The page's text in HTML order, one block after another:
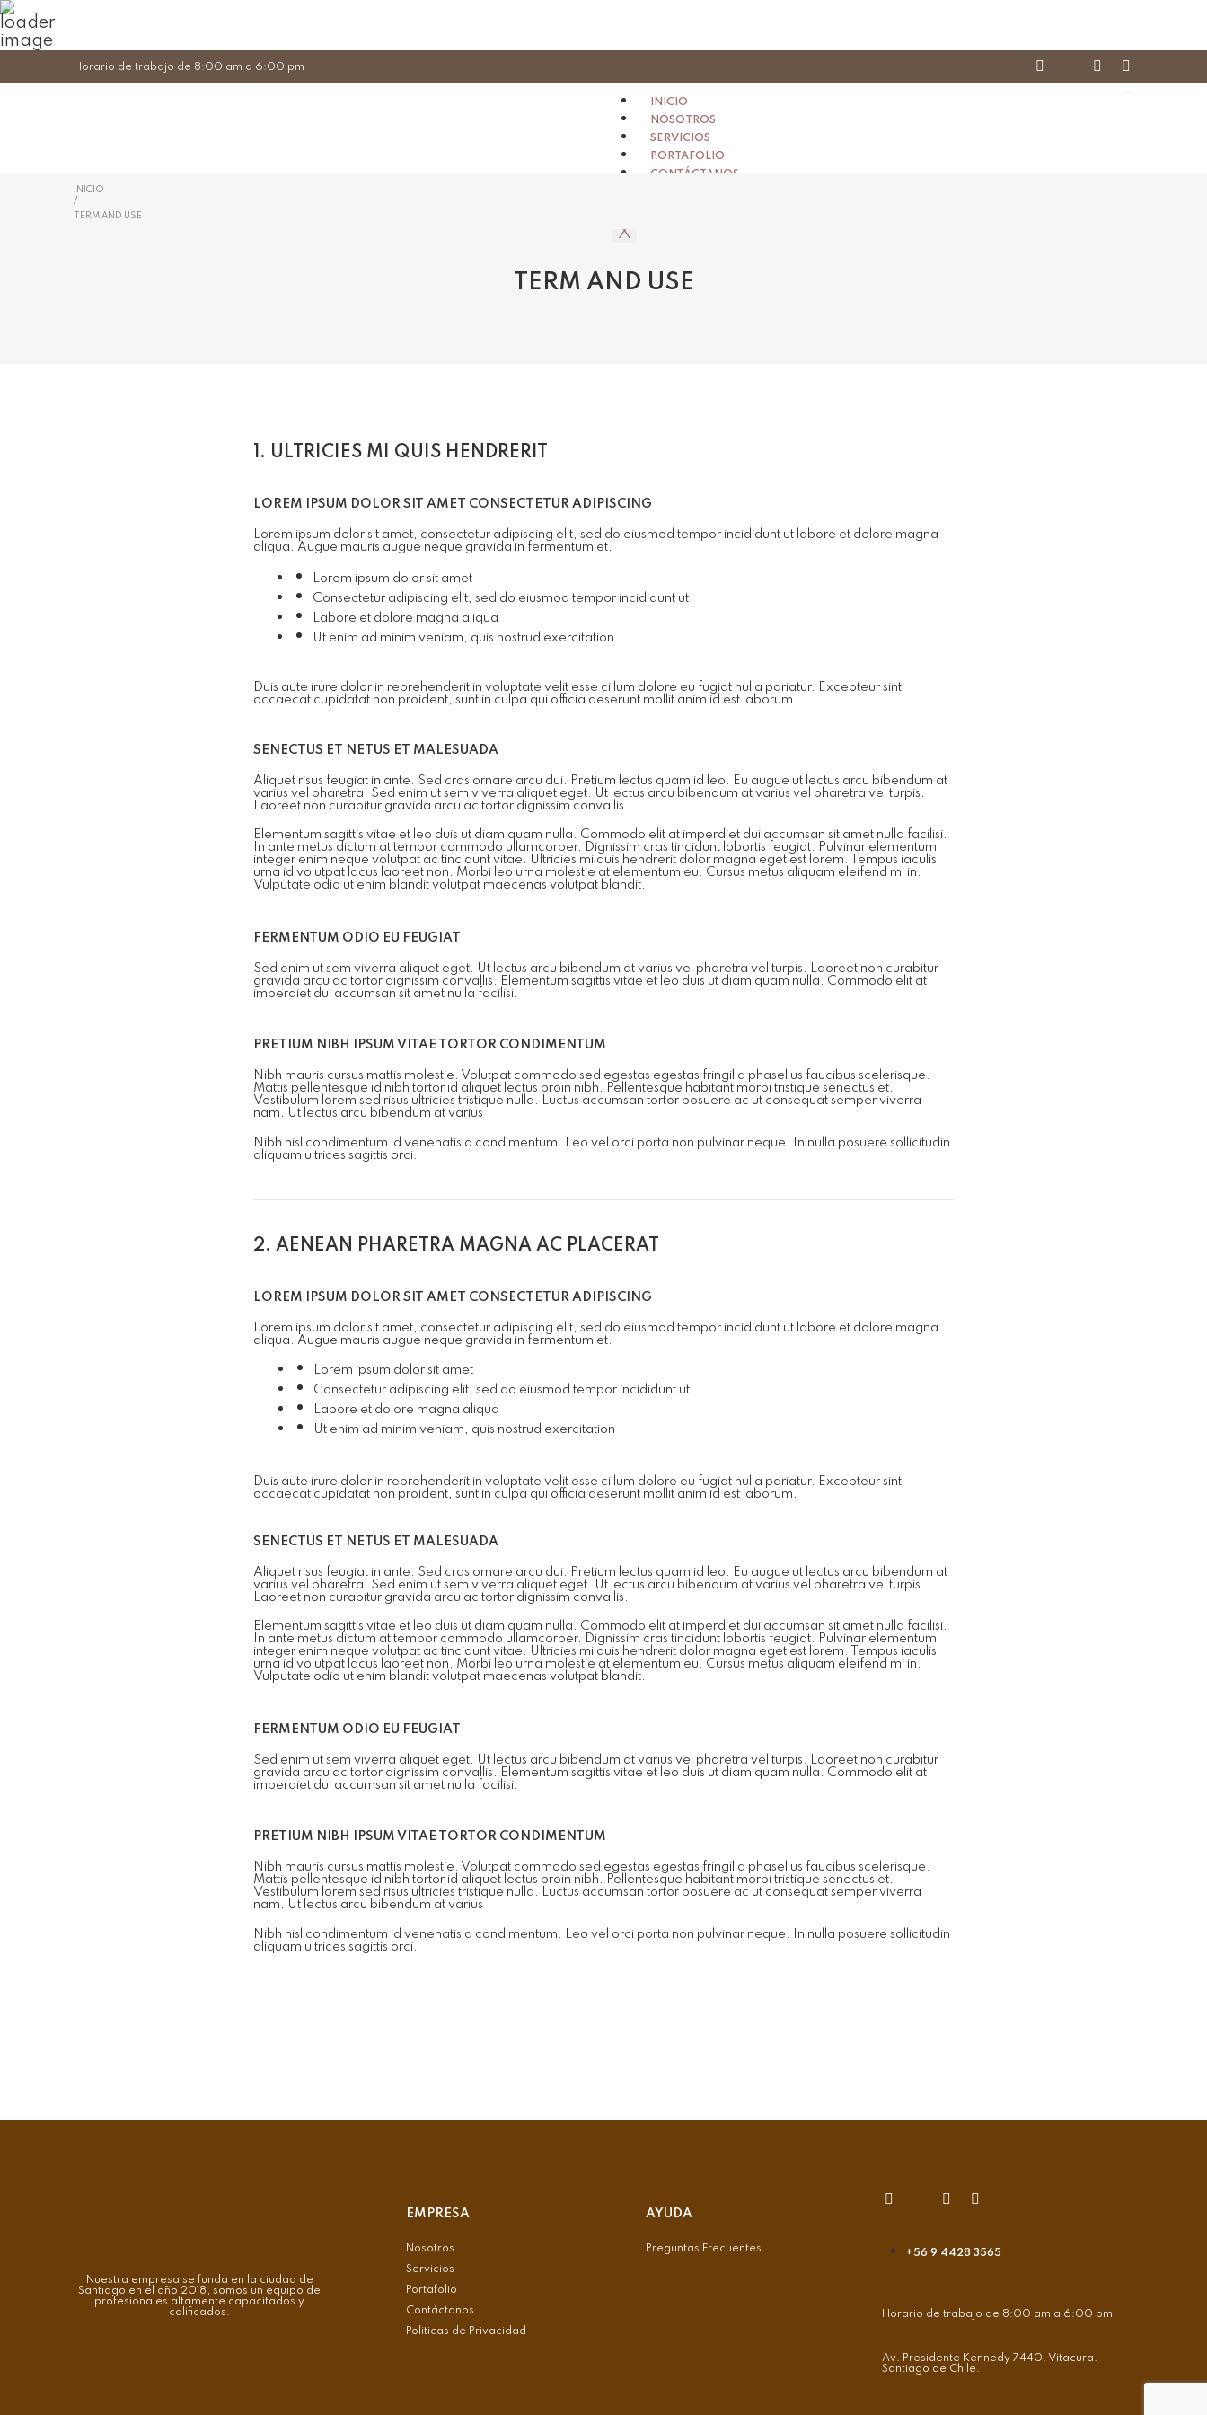
Horario de trabajo de 8:00 am a 6:00 pm
INICIO
NOSOTROS
SERVICIOS
PORTAFOLIO
CONTÁCTANOS
X
INICIO
/
TERM AND USE
TERM AND USE
1. ULTRICIES MI QUIS HENDRERIT
LOREM IPSUM DOLOR SIT AMET CONSECTETUR ADIPISCING
Lorem ipsum dolor sit amet, consectetur adipiscing elit, sed do eiusmod tempor incididunt ut labore et dolore magna
aliqua. Augue mauris augue neque gravida in fermentum et.
Lorem ipsum dolor sit amet
Consectetur adipiscing elit, sed do eiusmod tempor incididunt ut
Labore et dolore magna aliqua
Ut enim ad minim veniam, quis nostrud exercitation
Duis aute irure dolor in reprehenderit in voluptate velit esse cillum dolore eu fugiat nulla pariatur. Excepteur sint
occaecat cupidatat non proident, sunt in culpa qui officia deserunt mollit anim id est laborum.
SENECTUS ET NETUS ET MALESUADA
Aliquet risus feugiat in ante. Sed cras ornare arcu dui. Pretium lectus quam id leo. Eu augue ut lectus arcu bibendum at
varius vel pharetra. Sed enim ut sem viverra aliquet eget. Ut lectus arcu bibendum at varius vel pharetra vel turpis.
Laoreet non curabitur gravida arcu ac tortor dignissim convallis.
Elementum sagittis vitae et leo duis ut diam quam nulla. Commodo elit at imperdiet dui accumsan sit amet nulla facilisi.
In ante metus dictum at tempor commodo ullamcorper. Dignissim cras tincidunt lobortis feugiat. Pulvinar elementum
integer enim neque volutpat ac tincidunt vitae. Ultricies mi quis hendrerit dolor magna eget est lorem. Tempus iaculis
urna id volutpat lacus laoreet non. Morbi leo urna molestie at elementum eu. Cursus metus aliquam eleifend mi in.
Vulputate odio ut enim blandit volutpat maecenas volutpat blandit.
FERMENTUM ODIO EU FEUGIAT
Sed enim ut sem viverra aliquet eget. Ut lectus arcu bibendum at varius vel pharetra vel turpis. Laoreet non curabitur
gravida arcu ac tortor dignissim convallis. Elementum sagittis vitae et leo duis ut diam quam nulla. Commodo elit at
imperdiet dui accumsan sit amet nulla facilisi.
PRETIUM NIBH IPSUM VITAE TORTOR CONDIMENTUM
Nibh mauris cursus mattis molestie. Volutpat commodo sed egestas egestas fringilla phasellus faucibus scelerisque.
Mattis pellentesque id nibh tortor id aliquet lectus proin nibh. Pellentesque habitant morbi tristique senectus et.
Vestibulum lorem sed risus ultricies tristique nulla. Luctus accumsan tortor posuere ac ut consequat semper viverra
nam. Ut lectus arcu bibendum at varius
Nibh nisl condimentum id venenatis a condimentum. Leo vel orci porta non pulvinar neque. In nulla posuere sollicitudin
aliquam ultrices sagittis orci.
2. AENEAN PHARETRA MAGNA AC PLACERAT
LOREM IPSUM DOLOR SIT AMET CONSECTETUR ADIPISCING
Lorem ipsum dolor sit amet, consectetur adipiscing elit, sed do eiusmod tempor incididunt ut labore et dolore magna
aliqua. Augue mauris augue neque gravida in fermentum et.
Lorem ipsum dolor sit amet
Consectetur adipiscing elit, sed do eiusmod tempor incididunt ut
Labore et dolore magna aliqua
Ut enim ad minim veniam, quis nostrud exercitation
Duis aute irure dolor in reprehenderit in voluptate velit esse cillum dolore eu fugiat nulla pariatur. Excepteur sint
occaecat cupidatat non proident, sunt in culpa qui officia deserunt mollit anim id est laborum.
SENECTUS ET NETUS ET MALESUADA
Aliquet risus feugiat in ante. Sed cras ornare arcu dui. Pretium lectus quam id leo. Eu augue ut lectus arcu bibendum at
varius vel pharetra. Sed enim ut sem viverra aliquet eget. Ut lectus arcu bibendum at varius vel pharetra vel turpis.
Laoreet non curabitur gravida arcu ac tortor dignissim convallis.
Elementum sagittis vitae et leo duis ut diam quam nulla. Commodo elit at imperdiet dui accumsan sit amet nulla facilisi.
In ante metus dictum at tempor commodo ullamcorper. Dignissim cras tincidunt lobortis feugiat. Pulvinar elementum
integer enim neque volutpat ac tincidunt vitae. Ultricies mi quis hendrerit dolor magna eget est lorem. Tempus iaculis
urna id volutpat lacus laoreet non. Morbi leo urna molestie at elementum eu. Cursus metus aliquam eleifend mi in.
Vulputate odio ut enim blandit volutpat maecenas volutpat blandit.
FERMENTUM ODIO EU FEUGIAT
Sed enim ut sem viverra aliquet eget. Ut lectus arcu bibendum at varius vel pharetra vel turpis. Laoreet non curabitur
gravida arcu ac tortor dignissim convallis. Elementum sagittis vitae et leo duis ut diam quam nulla. Commodo elit at
imperdiet dui accumsan sit amet nulla facilisi.
PRETIUM NIBH IPSUM VITAE TORTOR CONDIMENTUM
Nibh mauris cursus mattis molestie. Volutpat commodo sed egestas egestas fringilla phasellus faucibus scelerisque.
Mattis pellentesque id nibh tortor id aliquet lectus proin nibh. Pellentesque habitant morbi tristique senectus et.
Vestibulum lorem sed risus ultricies tristique nulla. Luctus accumsan tortor posuere ac ut consequat semper viverra
nam. Ut lectus arcu bibendum at varius
Nibh nisl condimentum id venenatis a condimentum. Leo vel orci porta non pulvinar neque. In nulla posuere sollicitudin
aliquam ultrices sagittis orci.
Nuestra empresa se funda en la ciudad de
Santiago en el año 2018, somos un equipo de
profesionales altamente capacitados y
calificados.
EMPRESA
Nosotros
Servicios
Portafolio
Contáctanos
Politicas de Privacidad
AYUDA
Preguntas Frecuentes +56 9 4428 3565
Horario de trabajo de 8:00 am a 6:00 pm
Av. Presidente Kennedy 7440. Vitacura.
Santiago de Chile.